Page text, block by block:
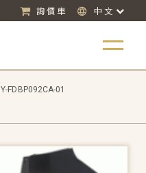
詢價車 中文
Y-FDBP092CA-01